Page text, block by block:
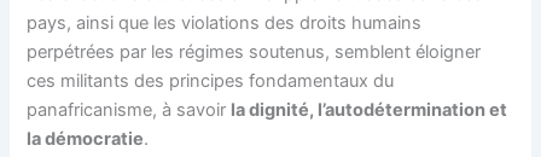
pays, ainsi que les violations des droits humains
perpétrées par les régimes soutenus, semblent éloigner
ces militants des principes fondamentaux du
panafricanisme, à savoir la dignité, l’autodétermination et
la démocratie.